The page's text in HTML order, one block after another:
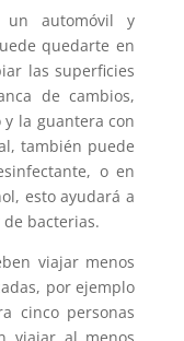
automóvil y
quedarte en
las superficies
de cambios,
la guantera con
también puede
o en
esto ayudará a
bacterias.
viajar menos
por ejemplo
cinco personas